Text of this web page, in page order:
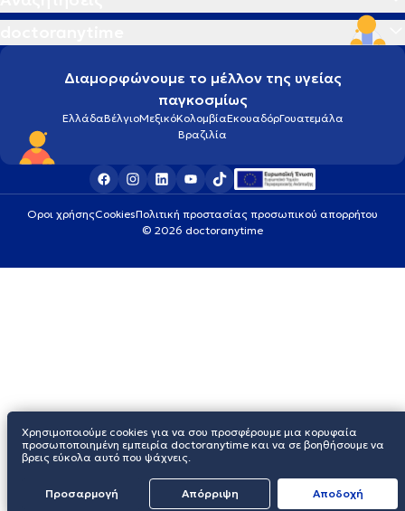
Διαμορφώνουμε το μέλλον της υγείας
παγκοσμίως
ΕλλάδαΒέλγιοΜεξικόΚολομβίαΕκουαδόρΓουατεμάλα
Βραζιλία
Οροι χρήσηςCookiesΠολιτική προστασίας προσωπικού απορρήτου
© 2026 doctoranytime
Χρησιμοποιούμε cookies για να σου προσφέρουμε μια κορυφαία
προσωποποιημένη εμπειρία doctoranytime και να σε βοηθήσουμε να
βρεις εύκολα αυτό που ψάχνεις.
Προσαρμογή Απόρριψη Aποδοχή